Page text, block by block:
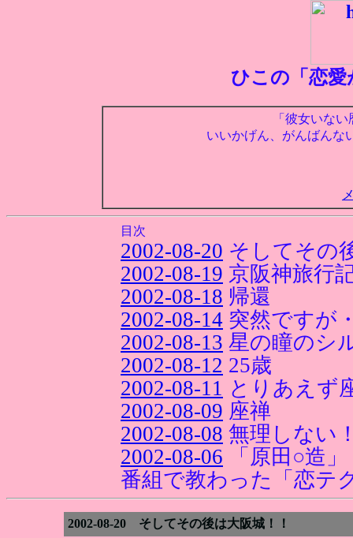
ひこの「恋
「彼女いな
いいかげん、がんばんな
目次
2002-08-20 そしてその
2002-08-19 京阪神旅行
2002-08-18 帰還
2002-08-14 突然ですが
2002-08-13 星の瞳のシ
2002-08-12 25歳
2002-08-11 とりあえず
2002-08-09 座禅
2002-08-08 無理しない
2002-08-06 「原田○造
番組で教わった「恋テ
2002-08-20 そしてその後は大阪城！！